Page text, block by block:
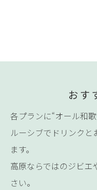
おす
各プランに“オール和
ルーシブでドリンクと
ます。
高原ならではのジビエ
さい。